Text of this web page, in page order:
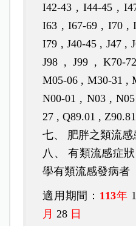
I42-43 , I44-45 ,
I63 , I67-69 , I70 ,
I79 , J40-45 , J47 ,
J98 , J99 , K70-
M05-06 , M30-31 ,
N00-01 , N03 ,
27 , Q89.01 , Z90.81
七、 肥胖之類流感
八、 有類流感症
學有類流感發病者
適用期間： 113年
月28 日